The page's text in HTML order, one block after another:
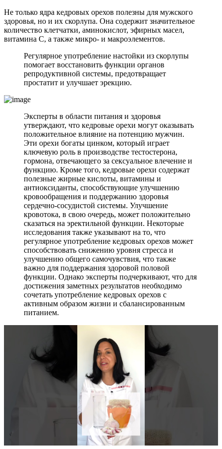
Не только ядра кедровых орехов полезны для мужского
здоровья, но и их скорлупа. Она содержит значительное
количество клетчатки, аминокислот, эфирных масел,
витамина С, а также микро- и макроэлементов.
Регулярное употребление настойки из скорлупы
помогает восстановить функции органов
репродуктивной системы, предотвращает
простатит и улучшает эрекцию.
Эксперты в области питания и здоровья
утверждают, что кедровые орехи могут оказывать
положительное влияние на потенцию мужчин.
Эти орехи богаты цинком, который играет
ключевую роль в производстве тестостерона,
гормона, отвечающего за сексуальное влечение и
функцию. Кроме того, кедровые орехи содержат
полезные жирные кислоты, витамины и
антиоксиданты, способствующие улучшению
кровообращения и поддержанию здоровья
сердечно-сосудистой системы. Улучшение
кровотока, в свою очередь, может положительно
сказаться на эректильной функции. Некоторые
исследования также указывают на то, что
регулярное употребление кедровых орехов может
способствовать снижению уровня стресса и
улучшению общего самочувствия, что также
важно для поддержания здоровой половой
функции. Однако эксперты подчеркивают, что для
достижения заметных результатов необходимо
сочетать употребление кедровых орехов с
активным образом жизни и сбалансированным
питанием.